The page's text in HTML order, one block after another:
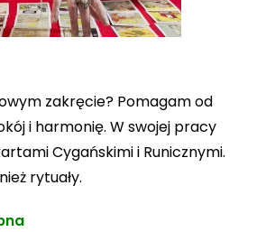
zakręcie? Pomagam od
i harmonię. W swojej pracy
Cygańskimi i Runicznymi.
rytuały.